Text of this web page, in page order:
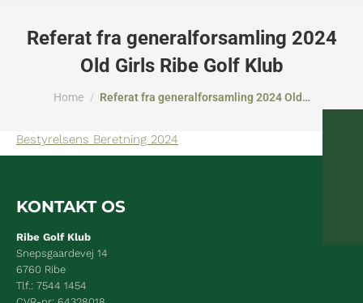
Referat fra generalforsamling 2024
Old Girls Ribe Golf Klub
Home Referat fra generalforsamling 2024 Old…
Bestyrelsens Beretning 2024
KONTAKT OS
Ribe Golf Klub
Snepsgaardevej 14
6760 Ribe
Tlf.: 7544 1454